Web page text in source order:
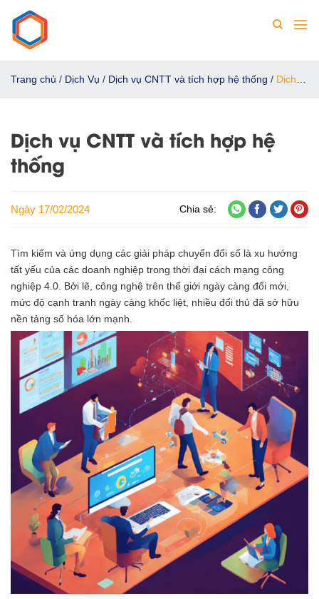
đến
nội
Trang chủ / Dịch Vụ / Dịch vụ CNTT và tích hợp hệ thống / Dịch
Dịch vụ CNTT và tích hợp hệ
thống
Ngày 17/02/2024 Chia sẻ:
Tìm kiếm và ứng dụng các giải pháp chuyển đổi số là xu hướng
tất yếu của các doanh nghiệp trong thời đại cách mạng công
nghiệp 4.0. Bởi lẽ, công nghệ trên thế giới ngày càng đổi mới,
mức độ cạnh tranh ngày càng khốc liệt, nhiều đối thủ đã sở hữu
nền tảng số hóa lớn mạnh.